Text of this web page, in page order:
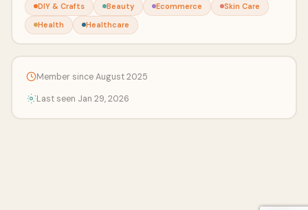
DIY & Crafts Beauty Ecommerce
Skin Care
Health
Healthcare
Member since August 2025
Last seen Jan 29, 2026